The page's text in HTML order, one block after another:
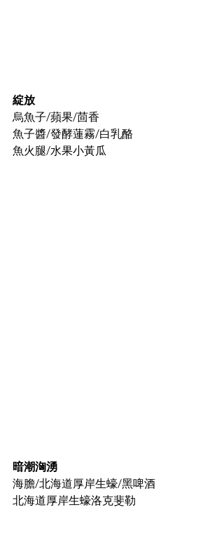
綻放
烏魚子/蘋果/茴香
魚子醬/發酵蓮霧/白乳酪
魚火腿/水果小黃瓜
暗潮洶湧
海膽/北海道厚岸生蠔/黑啤酒
北海道厚岸生蠔洛克斐勒